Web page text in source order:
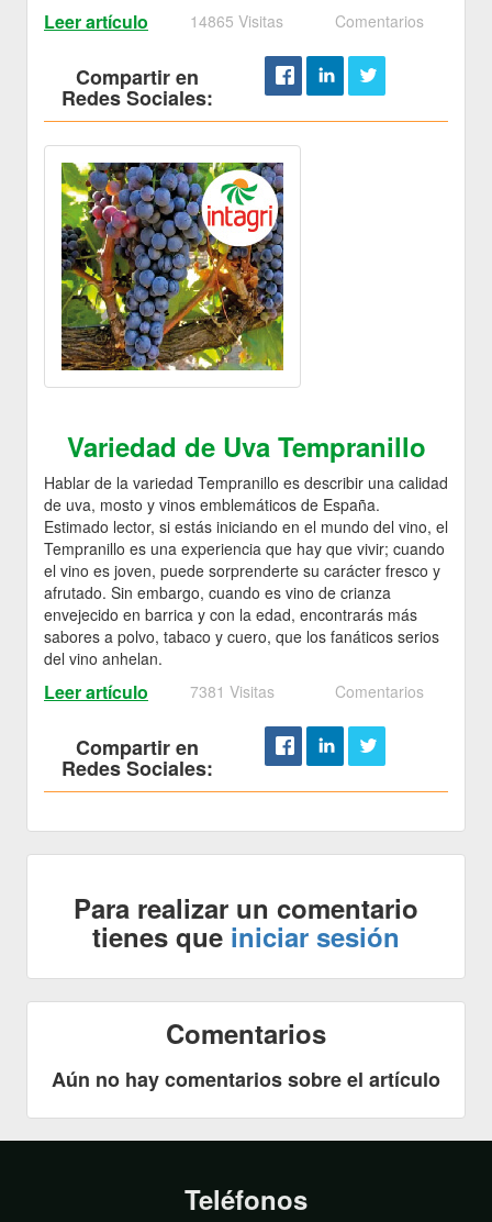
Leer artículo 14865 Visitas Comentarios
Compartir en
Redes Sociales:
Variedad de Uva Tempranillo
Hablar de la variedad Tempranillo es describir una calidad
de uva, mosto y vinos emblemáticos de España.
Estimado lector, si estás iniciando en el mundo del vino, el
Tempranillo es una experiencia que hay que vivir; cuando
el vino es joven, puede sorprenderte su carácter fresco y
afrutado. Sin embargo, cuando es vino de crianza
envejecido en barrica y con la edad, encontrarás más
sabores a polvo, tabaco y cuero, que los fanáticos serios
del vino anhelan.
Leer artículo 7381 Visitas Comentarios
Compartir en
Redes Sociales:
Para realizar un comentario
tienes que iniciar sesión
Comentarios
Aún no hay comentarios sobre el artículo
Teléfonos